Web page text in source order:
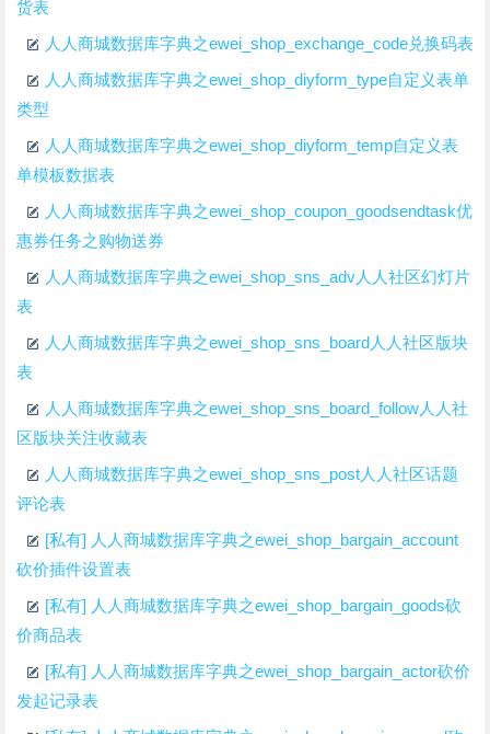
货表
人人商城数据库字典之ewei_shop_exchange_code兑换码表
人人商城数据库字典之ewei_shop_diyform_type自定义表单
类型
人人商城数据库字典之ewei_shop_diyform_temp自定义表
单模板数据表
人人商城数据库字典之ewei_shop_coupon_goodsendtask优
惠券任务之购物送券
人人商城数据库字典之ewei_shop_sns_adv人人社区幻灯片
表
人人商城数据库字典之ewei_shop_sns_board人人社区版块
表
人人商城数据库字典之ewei_shop_sns_board_follow人人社
区版块关注收藏表
人人商城数据库字典之ewei_shop_sns_post人人社区话题
评论表
[私有] 人人商城数据库字典之ewei_shop_bargain_account
砍价插件设置表
[私有] 人人商城数据库字典之ewei_shop_bargain_goods砍
价商品表
[私有] 人人商城数据库字典之ewei_shop_bargain_actor砍价
发起记录表